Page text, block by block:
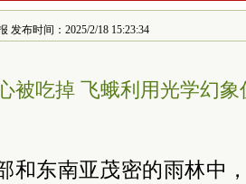
发布时间：2025/2/18 15:23:34
被吃掉 飞蛾利用光学幻象
和东南亚茂密的雨林中